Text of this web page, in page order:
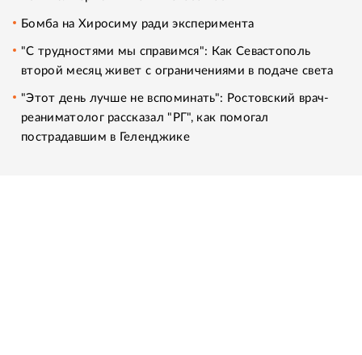
Бомба на Хиросиму ради эксперимента
"С трудностями мы справимся": Как Севастополь
второй месяц живет с ограничениями в подаче света
"Этот день лучше не вспоминать": Ростовский врач-
реаниматолог рассказал "РГ", как помогал
пострадавшим в Геленджике